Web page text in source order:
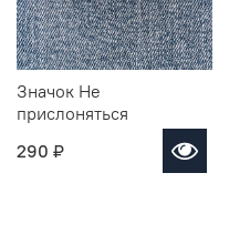
Значок Не
прислоняться
290 ₽